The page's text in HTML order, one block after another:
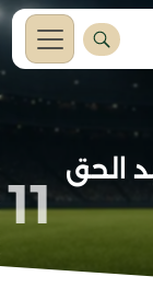
الحق
11